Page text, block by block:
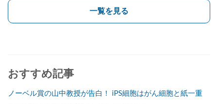
一覧を見る
おすすめ記事
ノーベル賞の山中教授が告白！ iPS細胞はがん細胞と紙一重